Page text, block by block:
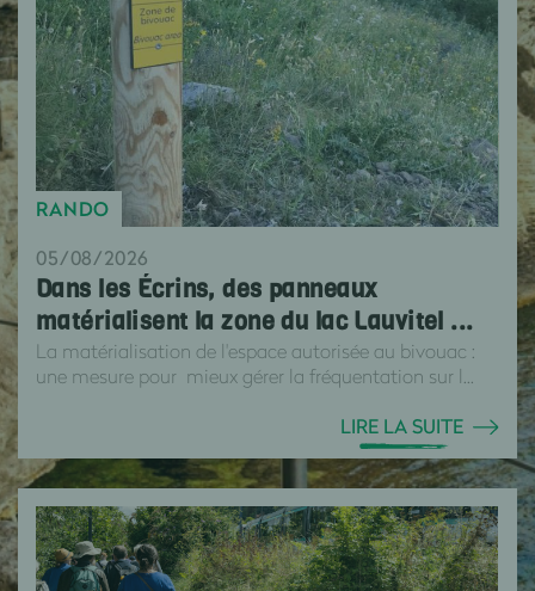
RANDO
05/08/2026
Dans les Écrins, des panneaux
matérialisent la zone du lac Lauvitel ...
La matérialisation de l'espace autorisée au bivouac :
une mesure pour mieux gérer la fréquentation sur l...
LIRE LA SUITE